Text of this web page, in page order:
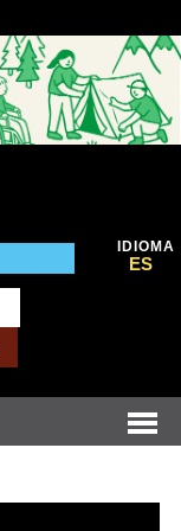
IDIOMA
ES